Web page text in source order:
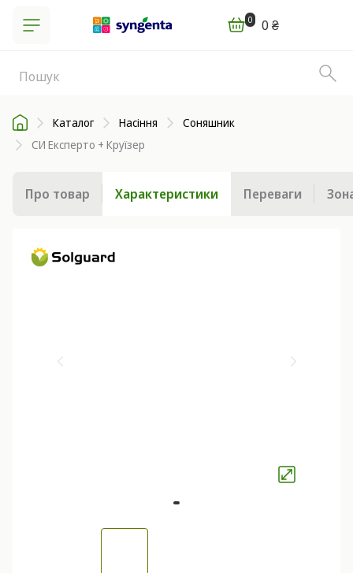
0 0 ₴
Каталог Насіння
Соняшник
СИ Експерто + Круїзер
Про товар Характеристики Переваги